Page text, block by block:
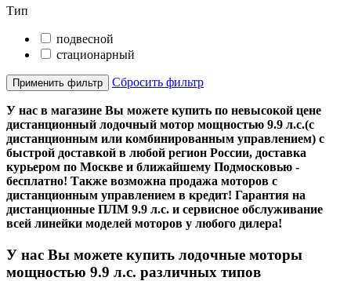
Тип
подвесной
стационарный
Применить фильтр Сбросить фильтр
У нас в магазине Вы можете купить по невысокой цене
дистанционный лодочный мотор мощностью 9.9 л.с.(с
дистанционным или комбинированным управлением) с
быстрой доставкой в любой регион России, доставка
курьером по Москве и ближайшему Подмосковью -
бесплатно! Также возможна продажа моторов с
дистанционным управлением в кредит! Гарантия на
дистанционные ПЛМ 9.9 л.с. и сервисное обслуживание
всей линейки моделей моторов у любого дилера!
У нас Вы можете купить лодочные моторы
мощностью 9.9 л.с. различных типов